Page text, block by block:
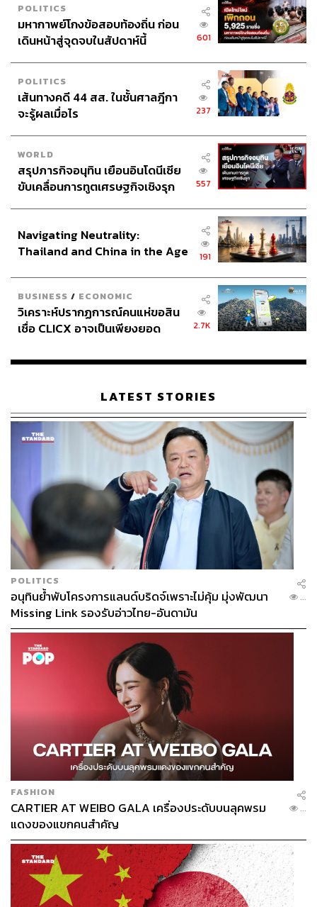
POLITICS
มหากาพย์โกงข้อสอบท้องถิ่น ก่อน
เดินหน้าสู่จุดจบในสัปดาห์นี้
601
POLITICS
เส้นทางคดี 44 สส. ในชั้นศาลฎีกา
จะรู้ผลเมื่อไร
237
WORLD
สรุปภารกิจอนุทิน เยือนอินโดนีเซีย
ขับเคลื่อนการทูตเศรษฐกิจเชิงรุก
557
Navigating Neutrality:
Thailand and China in the Age
191
BUSINESS / ECONOMIC
วิเคราะห์ปรากฏการณ์คนแห่ขอสิน
เชื่อ CLICX อาจเป็นเพียงยอด
เรือนไทยที่ถูกซุกไว้
2.7K
LATEST STORIES
POLITICS
อนุทินย้ำพับโครงการแลนด์บริดจ์เพราะไม่คุ้ม มุ่งพัฒนา
Missing Link รองรับอ่าวไทย-อันดามัน
...
FASHION
CARTIER AT WEIBO GALA เครื่องประดับบนลุคพรม
แดงของแขกคนสำคัญ
...